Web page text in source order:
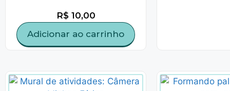
R$10,00
Adicionar ao carrinho